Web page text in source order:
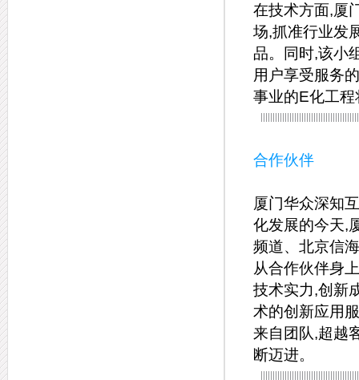
在技术方面,厦
场,抓准行业发
品。同时,该小
用户享受服务
事业的E化工
合作伙伴
厦门华众深知
化发展的今天,
频道、北京信
从合作伙伴身
技术实力,创新
术的创新应用
来自团队,超越
断迈进。